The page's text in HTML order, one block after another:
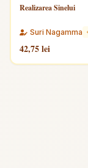
Realizarea Sinelui
Suri Nagamma
42,75 lei